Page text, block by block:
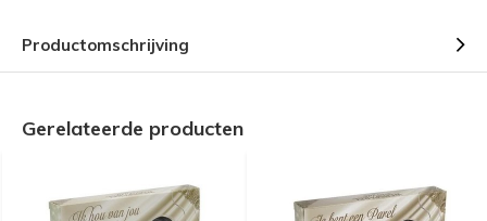
Productomschrijving
Gerelateerde producten